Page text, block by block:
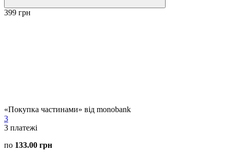
399 грн
«Покупка частинами» від monobank
3
3 платежі
по 133.00 грн